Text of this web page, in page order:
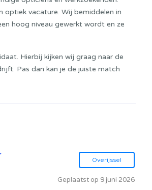
optiek vacature. Wij bemiddelen in
hoog niveau gewerkt wordt en ze
Hierbij kijken wij graag naar de
Pas dan kan je de juiste match
Overijssel
Geplaatst op 9 juni 2026